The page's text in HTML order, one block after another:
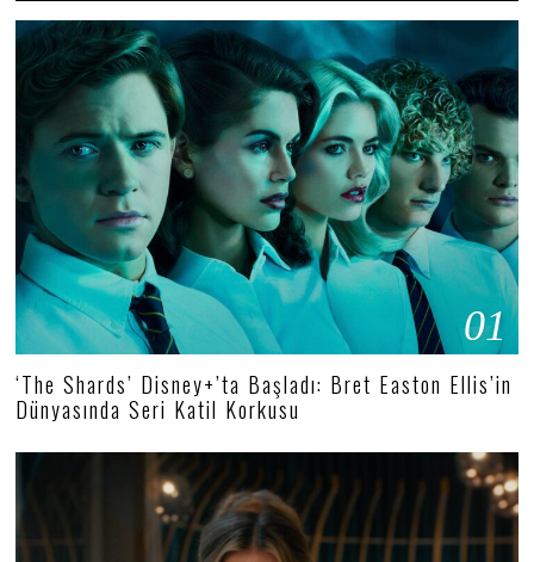
01
‘The Shards’ Disney+’ta Başladı: Bret Easton Ellis’in
Dünyasında Seri Katil Korkusu